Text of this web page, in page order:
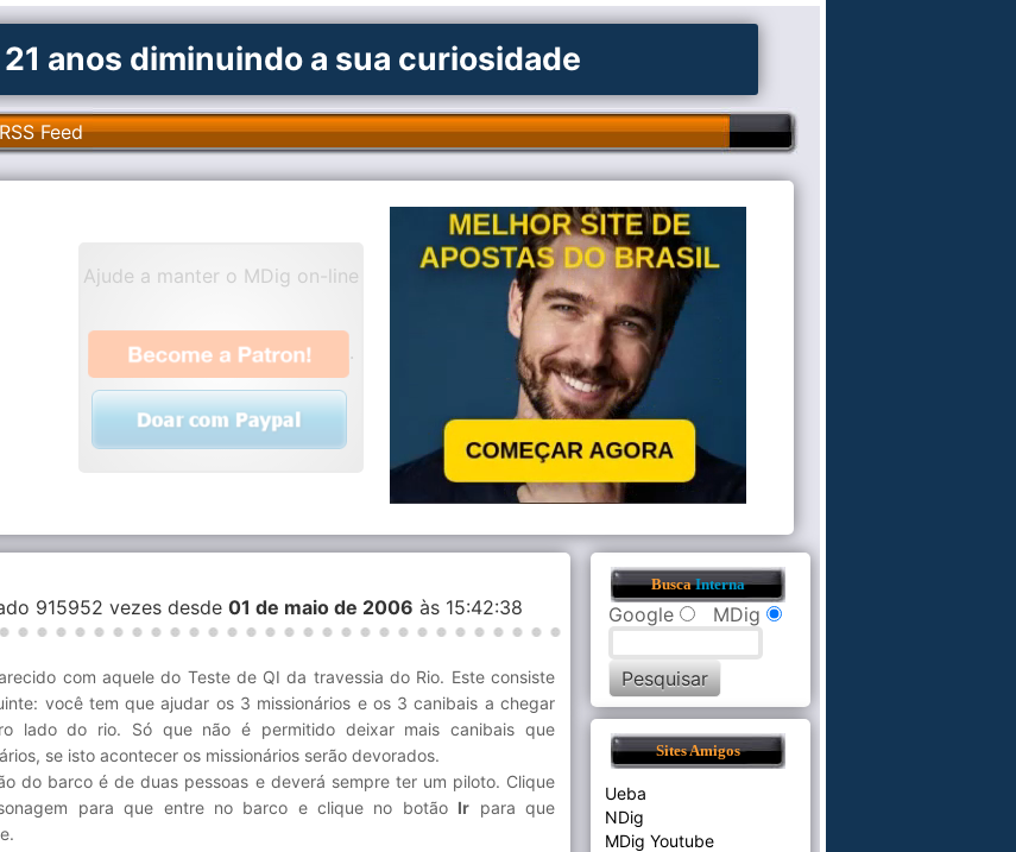
anos diminuindo a sua curiosidade
RSS Feed
Ajude a manter o MDig on-line
.
915952 vezes desde 01 de maio de 2006 às 15:42:38
com aquele do Teste de QI da travessia do Rio. Este consiste
você tem que ajudar os 3 missionários e os 3 canibais a chegar
lado do rio. Só que não é permitido deixar mais canibais que
se isto acontecer os missionários serão devorados.
do barco é de duas pessoas e deverá sempre ter um piloto. Clique
para que entre no barco e clique no botão Ir para que
BuscaInterna
Google MDig
Sites Amigos
Ueba
NDig
MDig Youtube